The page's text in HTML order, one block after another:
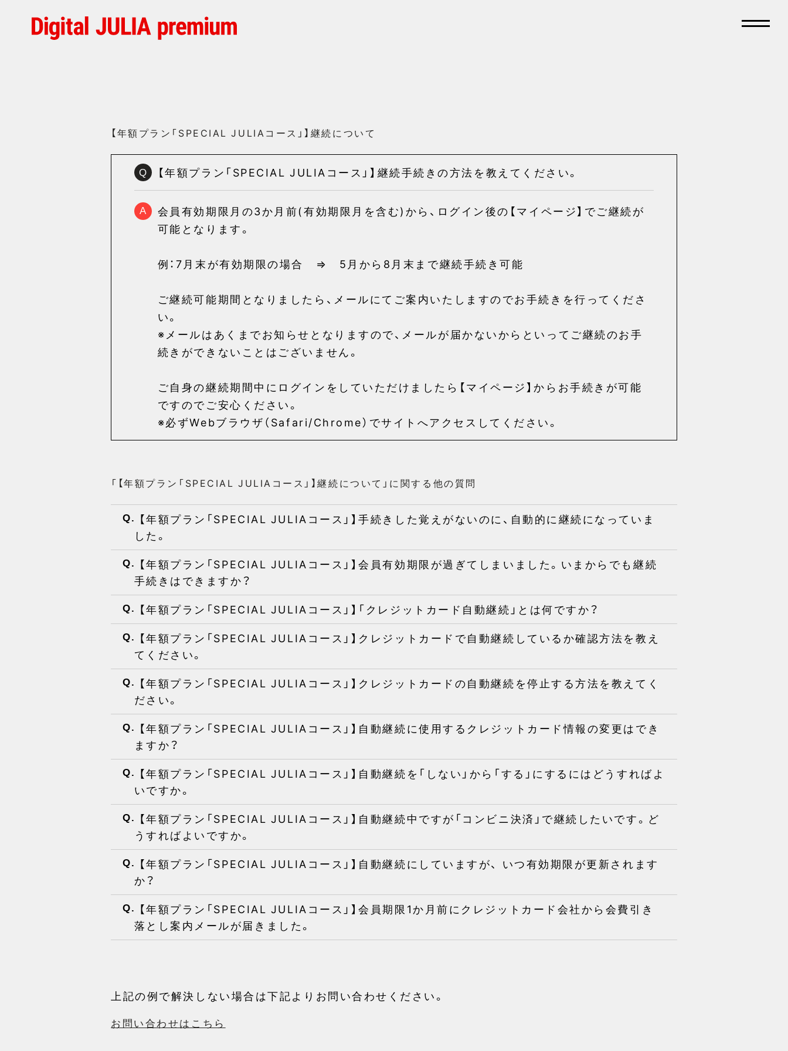
【年額プラン「SPECIAL JULIAコース」】継続について
Q 【年額プラン「SPECIAL JULIAコース」】継続手続きの方法を教えてください。
A
会員有効期限月の3か月前(有効期限月を含む)から、ログイン後の【マイページ】でご継続が
可能となります。
例：7月末が有効期限の場合 ⇒ 5月から8月末まで継続手続き可能
ご継続可能期間となりましたら、メールにてご案内いたしますのでお手続きを行ってくださ
い。
※メールはあくまでお知らせとなりますので、メールが届かないからといってご継続のお手
続きができないことはございません。
ご自身の継続期間中にログインをしていただけましたら【マイページ】からお手続きが可能
ですのでご安心ください。
※必ずWebブラウザ（Safari/Chrome）でサイトへアクセスしてください。
「【年額プラン「SPECIAL JULIAコース」】継続について」に関する他の質問
Q.
【年額プラン「SPECIAL JULIAコース」】手続きした覚えがないのに、自動的に継続になっていま
した。
Q.
【年額プラン「SPECIAL JULIAコース」】会員有効期限が過ぎてしまいました。いまからでも継続
手続きはできますか？
Q. 【年額プラン「SPECIAL JULIAコース」】「クレジットカード自動継続」とは何ですか？
Q.
【年額プラン「SPECIAL JULIAコース」】クレジットカードで自動継続しているか確認方法を教え
てください。
Q.
【年額プラン「SPECIAL JULIAコース」】クレジットカードの自動継続を停止する方法を教えてく
ださい。
Q.
【年額プラン「SPECIAL JULIAコース」】自動継続に使用するクレジットカード情報の変更はでき
ますか？
Q.
【年額プラン「SPECIAL JULIAコース」】自動継続を「しない」から「する」にするにはどうすればよ
いですか。
Q.
【年額プラン「SPECIAL JULIAコース」】自動継続中ですが「コンビニ決済」で継続したいです。ど
うすればよいですか。
Q.
【年額プラン「SPECIAL JULIAコース」】自動継続にしていますが、 いつ有効期限が更新されます
か？
Q.
【年額プラン「SPECIAL JULIAコース」】会員期限1か月前にクレジットカード会社から会費引き
落とし案内メールが届きました。
上記の例で解決しない場合は下記よりお問い合わせください。
お問い合わせはこちら